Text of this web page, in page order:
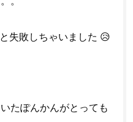
失敗しちゃいました 😥
たぽんかんがとっても